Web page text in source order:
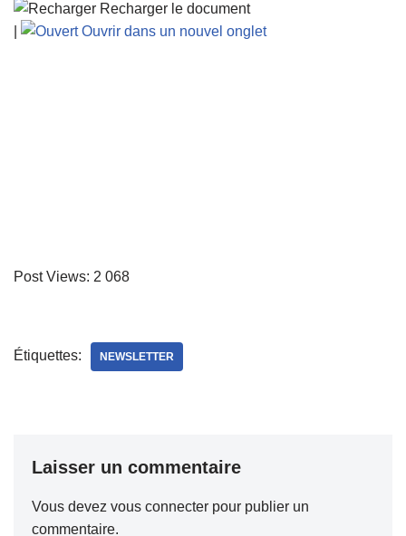
Recharger le document
Ouvrir dans un nouvel onglet
Post Views: 2 068
Étiquettes: NEWSLETTER
Laisser un commentaire
Vous devez vous connecter pour publier un
commentaire.